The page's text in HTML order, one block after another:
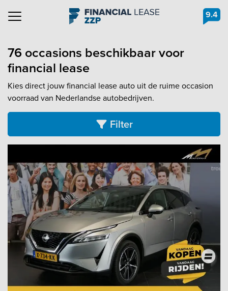
Navigation 9.4
76 occasions beschikbaar voor
financial lease
Kies direct jouw financial lease auto uit de ruime occasion
voorraad van Nederlandse autobedrijven.
Filter